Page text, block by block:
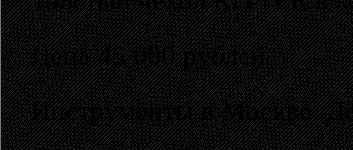
Цена 45 000 рублей
Инструменты в Москве.